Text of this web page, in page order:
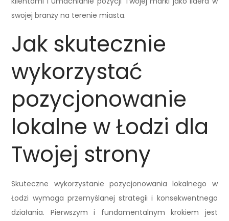
swojej branży na terenie miasta.
Jak skutecznie
wykorzystać
pozycjonowanie
lokalne w Łodzi dla
Twojej strony
Skuteczne wykorzystanie pozycjonowania lokalnego w
Łodzi wymaga przemyślanej strategii i konsekwentnego
działania. Pierwszym i fundamentalnym krokiem jest